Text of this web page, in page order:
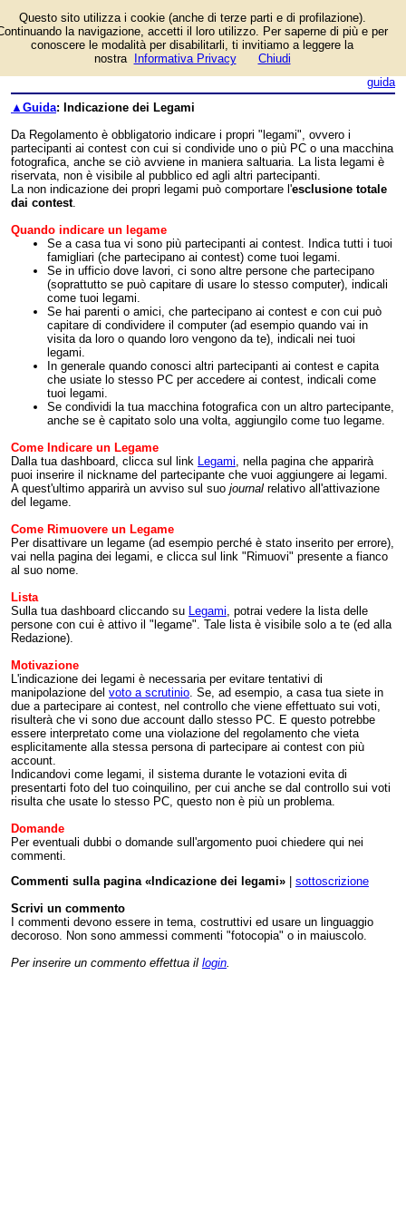
guida
▲Guida: Indicazione dei Legami
Da Regolamento è obbligatorio indicare i propri "legami", ovvero i
partecipanti ai contest con cui si condivide uno o più PC o una macchina
fotografica, anche se ciò avviene in maniera saltuaria. La lista legami è
riservata, non è visibile al pubblico ed agli altri partecipanti.
La non indicazione dei propri legami può comportare l'esclusione totale
dai contest.
Quando indicare un legame
Se a casa tua vi sono più partecipanti ai contest. Indica tutti i tuoi
famigliari (che partecipano ai contest) come tuoi legami.
Se in ufficio dove lavori, ci sono altre persone che partecipano
(soprattutto se può capitare di usare lo stesso computer), indicali
come tuoi legami.
Se hai parenti o amici, che partecipano ai contest e con cui può
capitare di condividere il computer (ad esempio quando vai in
visita da loro o quando loro vengono da te), indicali nei tuoi
legami.
In generale quando conosci altri partecipanti ai contest e capita
che usiate lo stesso PC per accedere ai contest, indicali come
tuoi legami.
Se condividi la tua macchina fotografica con un altro partecipante,
anche se è capitato solo una volta, aggiungilo come tuo legame.
Come Indicare un Legame
Dalla tua dashboard, clicca sul link Legami , nella pagina che apparirà
puoi inserire il nickname del partecipante che vuoi aggiungere ai legami.
A quest'ultimo apparirà un avviso sul suo journal relativo all'attivazione
del legame.
Come Rimuovere un Legame
Per disattivare un legame (ad esempio perché è stato inserito per errore),
vai nella pagina dei legami, e clicca sul link "Rimuovi" presente a fianco
al suo nome.
Lista
Sulla tua dashboard cliccando su Legami , potrai vedere la lista delle
persone con cui è attivo il "legame". Tale lista è visibile solo a te (ed alla
Redazione).
Motivazione
L'indicazione dei legami è necessaria per evitare tentativi di
manipolazione del voto a scrutinio . Se, ad esempio, a casa tua siete in
due a partecipare ai contest, nel controllo che viene effettuato sui voti,
risulterà che vi sono due account dallo stesso PC. E questo potrebbe
essere interpretato come una violazione del regolamento che vieta
esplicitamente alla stessa persona di partecipare ai contest con più
account.
Indicandovi come legami, il sistema durante le votazioni evita di
presentarti foto del tuo coinquilino, per cui anche se dal controllo sui voti
risulta che usate lo stesso PC, questo non è più un problema.
Domande
Per eventuali dubbi o domande sull'argomento puoi chiedere qui nei
commenti.
Commenti sulla pagina «Indicazione dei legami» | sottoscrizione
Scrivi un commento
I commenti devono essere in tema, costruttivi ed usare un linguaggio
decoroso. Non sono ammessi commenti "fotocopia" o in maiuscolo.
Per inserire un commento effettua il login
Questo sito utilizza i cookie (anche di terze parti e di profilazione).
la navigazione, accetti il loro utilizzo. Per saperne di più e per
conoscere le modalità per disabilitarli, ti invitiamo a leggere la
nostra
Informativa Privacy Chiudi